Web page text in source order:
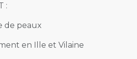
:
de peaux
en Ille et Vilaine